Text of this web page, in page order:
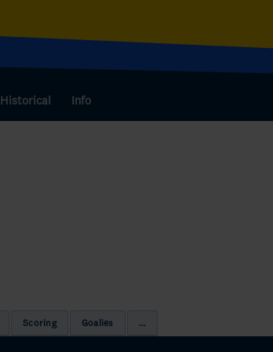
Historical Info
Scoring Goalies ...